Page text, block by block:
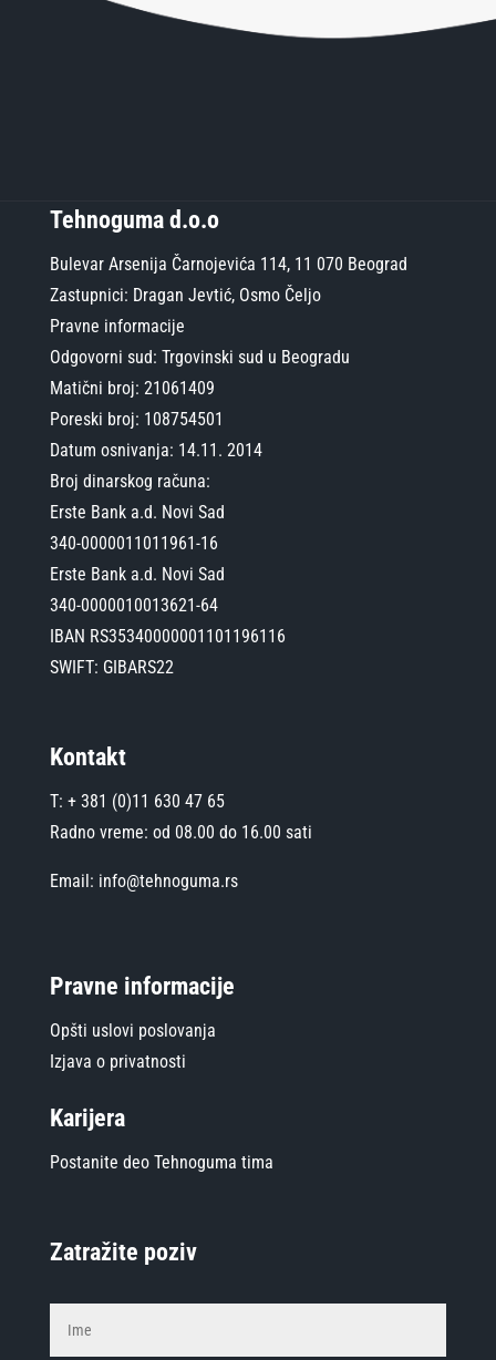
Tehnoguma d.o.o
Bulevar Arsenija Čarnojevića 114, 11 070 Beograd
Zastupnici: Dragan Jevtić, Osmo Čeljo
Pravne informacije
Odgovorni sud: Trgovinski sud u Beogradu
Matični broj: 21061409
Poreski broj: 108754501
Datum osnivanja: 14.11. 2014
Broj dinarskog računa:
Erste Bank a.d. Novi Sad
340-0000011011961-16
Erste Bank a.d. Novi Sad
340-0000010013621-64
IBAN RS35340000001101196116
SWIFT: GIBARS22
Kontakt
T: + 381 (0)11 630 47 65
Radno vreme: od 08.00 do 16.00 sati
Email: info@tehnoguma.rs
Pravne informacije
Opšti uslovi poslovanja
Izjava o privatnosti
Karijera
Postanite deo Tehnoguma tima
Zatražite poziv